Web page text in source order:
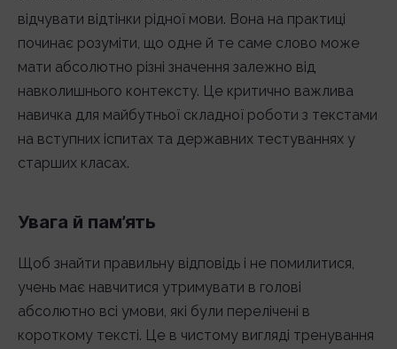
відчувати відтінки рідної мови. Вона на практиці
починає розуміти, що одне й те саме слово може
мати абсолютно різні значення залежно від
навколишнього контексту. Це критично важлива
навичка для майбутньої складної роботи з текстами
на вступних іспитах та державних тестуваннях у
старших класах.
Увага й пам’ять
Щоб знайти правильну відповідь і не помилитися,
учень має навчитися утримувати в голові
абсолютно всі умови, які були перелічені в
короткому тексті. Це в чистому вигляді тренування